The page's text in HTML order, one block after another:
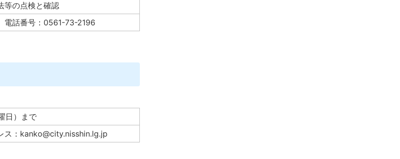
等の点検と確認
電話番号：0561-73-2196
日）まで
ス：kanko@city.nisshin.lg.jp